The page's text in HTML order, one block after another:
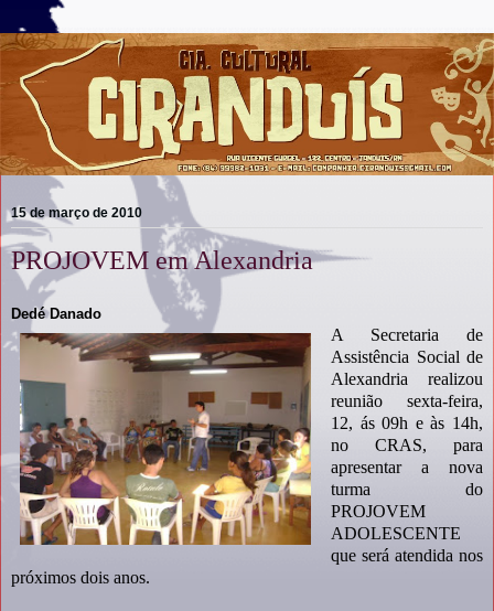
15 de março de 2010
PROJOVEM em Alexandria
Dedé Danado
A Secretaria de
Assistência Social de
Alexandria realizou
reunião sexta-feira,
12, ás 09h e às 14h,
no CRAS, para
apresentar a nova
turma do
PROJOVEM
ADOLESCENTE
que será atendida nos
próximos dois anos.